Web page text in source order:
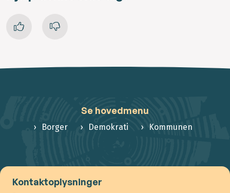
Se hovedmenu
Borger Demokrati Kommunen
Kontaktoplysninger